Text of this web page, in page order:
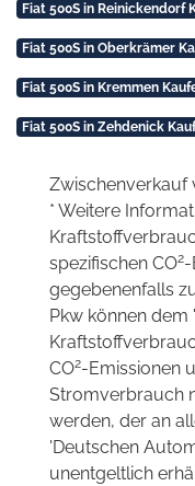
Fiat 500S in Reinickendorf
Fiat 500S in Oberkrämer
Fiat 500S in Kremmen
Fiat 500S in Zehdenick
Zwischenverkauf
* Weitere
spezifischen CO2-
gegebenenfalls
Pkw können
CO2-Emissionen
Stromverbrauch
werden, der an
'Deutschen
unentgeltlich